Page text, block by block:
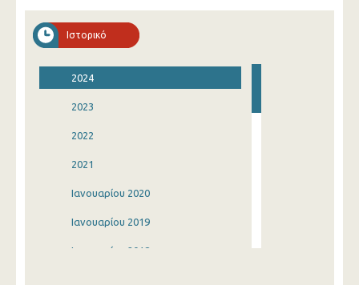
Ιστορικό
2024
2023
2022
2021
Ιανουαρίου 2020
Ιανουαρίου 2019
Ιανουαρίου 2018